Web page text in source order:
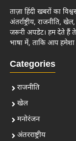
ताज़ा हिंदी खबरों का
अंतर्राष्ट्रीय, राजनीति,
जरूरी अपडेट। हम देते हैं
भाषा में, ताकि आप
Categories
राजनीति
खेल
मनोरंजन
अंतरराष्ट्रीय